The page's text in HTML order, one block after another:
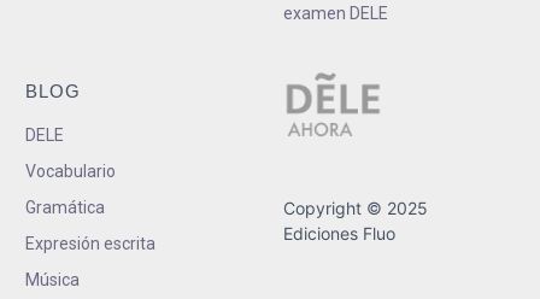
examen DELE
BLOG
DELE
Vocabulario
Gramática
Expresión escrita
Música
Copyright © 2025
Ediciones Fluo